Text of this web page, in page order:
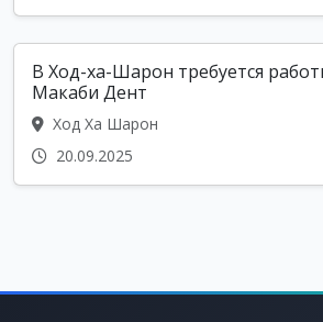
В Ход-ха-Шарон требуется
Макаби Дент
Ход Ха Шарон
20.09.2025